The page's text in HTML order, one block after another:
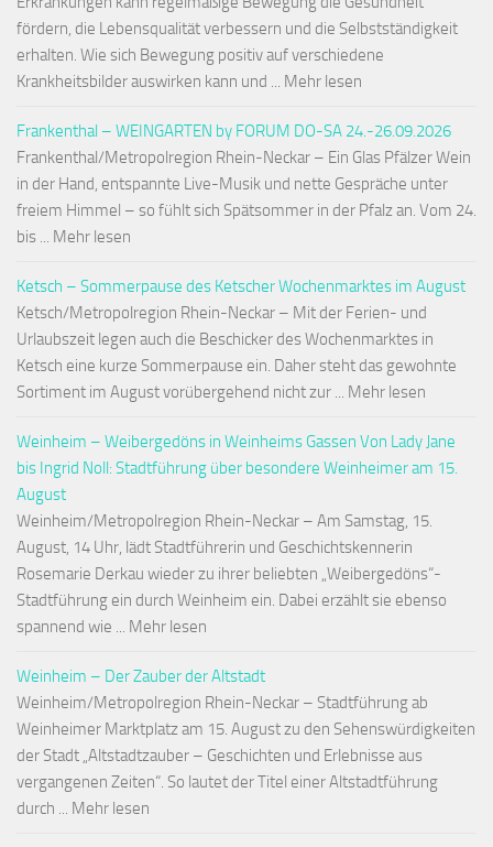
fördern, die Lebensqualität verbessern und die Selbstständigkeit
erhalten. Wie sich Bewegung positiv auf verschiedene
Krankheitsbilder auswirken kann und ... Mehr lesen
Frankenthal – WEINGARTEN by FORUM DO-SA 24.-26.09.2026
Frankenthal/Metropolregion Rhein-Neckar – Ein Glas Pfälzer Wein
in der Hand, entspannte Live-Musik und nette Gespräche unter
freiem Himmel – so fühlt sich Spätsommer in der Pfalz an. Vom 24.
bis ... Mehr lesen
Ketsch – Sommerpause des Ketscher Wochenmarktes im August
Ketsch/Metropolregion Rhein-Neckar – Mit der Ferien- und
Urlaubszeit legen auch die Beschicker des Wochenmarktes in
Ketsch eine kurze Sommerpause ein. Daher steht das gewohnte
Sortiment im August vorübergehend nicht zur ... Mehr lesen
Weinheim – Weibergedöns in Weinheims Gassen Von Lady Jane
bis Ingrid Noll: Stadtführung über besondere Weinheimer am 15.
August
Weinheim/Metropolregion Rhein-Neckar – Am Samstag, 15.
August, 14 Uhr, lädt Stadtführerin und Geschichtskennerin
Rosemarie Derkau wieder zu ihrer beliebten „Weibergedöns“-
Stadtführung ein durch Weinheim ein. Dabei erzählt sie ebenso
spannend wie ... Mehr lesen
Weinheim – Der Zauber der Altstadt
Weinheim/Metropolregion Rhein-Neckar – Stadtführung ab
Weinheimer Marktplatz am 15. August zu den Sehenswürdigkeiten
der Stadt „Altstadtzauber – Geschichten und Erlebnisse aus
vergangenen Zeiten“. So lautet der Titel einer Altstadtführung
durch ... Mehr lesen